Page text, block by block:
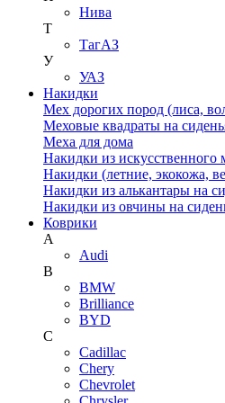
Нива
Т
ТагАЗ
У
УАЗ
Накидки
Мех дорогих пород (лиса,
Меховые квадраты на
Меха для дома
Накидки из искусственного
Накидки (летние, экокожа,
Накидки из алькантары на
Накидки из овчины на
Коврики
A
Audi
B
BMW
Brilliance
BYD
C
Cadillac
Chery
Chevrolet